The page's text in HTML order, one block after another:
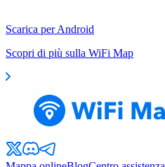
Scarica per Android
Scopri di più sulla WiFi Map